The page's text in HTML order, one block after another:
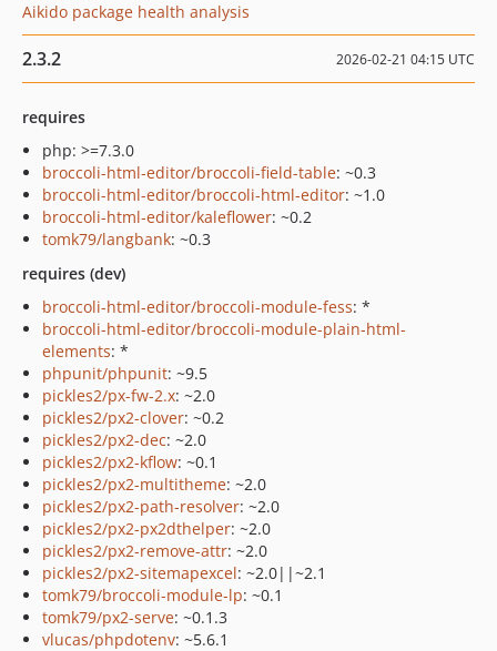
Aikido package health analysis
2.3.2 2026-02-21 04:15 UTC
requires
php: >=7.3.0
broccoli-html-editor/broccoli-field-table: ~0.3
broccoli-html-editor/broccoli-html-editor: ~1.0
broccoli-html-editor/kaleflower: ~0.2
tomk79/langbank: ~0.3
requires (dev)
broccoli-html-editor/broccoli-module-fess: *
broccoli-html-editor/broccoli-module-plain-html-
elements: *
phpunit/phpunit: ~9.5
pickles2/px-fw-2.x: ~2.0
pickles2/px2-clover: ~0.2
pickles2/px2-dec: ~2.0
pickles2/px2-kflow: ~0.1
pickles2/px2-multitheme: ~2.0
pickles2/px2-path-resolver: ~2.0
pickles2/px2-px2dthelper: ~2.0
pickles2/px2-remove-attr: ~2.0
pickles2/px2-sitemapexcel: ~2.0||~2.1
tomk79/broccoli-module-lp: ~0.1
tomk79/px2-serve: ~0.1.3
vlucas/phpdotenv: ~5.6.1